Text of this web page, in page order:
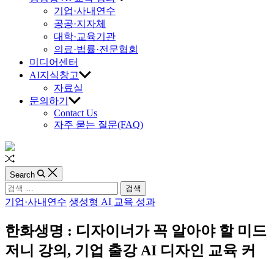
진
원
기업·사내연수
공공·지자체
대학·교육기관
의료·법률·전문협회
미디어센터
AI지식창고
자료실
문의하기
Contact Us
자주 묻는 질문(FAQ)
Random
Article
Search
검
색:
Categories
기업·사내연수 생성형 AI 교육 성과
한화생명 : 디자이너가 꼭 알아야 할 미드
저니 강의, 기업 출강 AI 디자인 교육 커